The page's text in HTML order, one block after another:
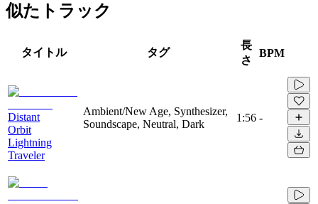
似たトラック
タイトル タグ
長
さ
BPM
Distant
Orbit
Lightning
Traveler
Ambient/New Age, Synthesizer,
Soundscape, Neutral, Dark
1:56 -